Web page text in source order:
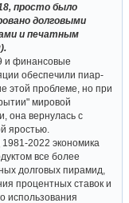
просто было
долговыми
и печатным
и финансовые
обеспечили пиар-​
этой проблеме, но при
мировой
она вернулась с
яростью.
2022 экономика
все более
долговых пирамид,
процентных ставок и
использования